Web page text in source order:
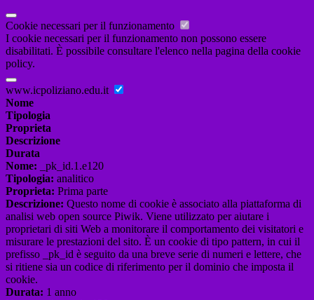
Cookie necessari per il funzionamento
I cookie necessari per il funzionamento non possono essere
disabilitati. È possibile consultare l'elenco nella pagina della cookie
policy.
www.icpoliziano.edu.it
Nome
Tipologia
Proprieta
Descrizione
Durata
Nome: _pk_id.1.e120
Tipologia: analitico
Proprieta: Prima parte
Descrizione: Questo nome di cookie è associato alla piattaforma di
analisi web open source Piwik. Viene utilizzato per aiutare i
proprietari di siti Web a monitorare il comportamento dei visitatori e
misurare le prestazioni del sito. È un cookie di tipo pattern, in cui il
prefisso _pk_id è seguito da una breve serie di numeri e lettere, che
si ritiene sia un codice di riferimento per il dominio che imposta il
cookie.
Durata: 1 anno